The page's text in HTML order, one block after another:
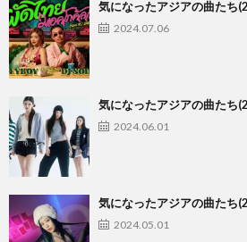
気になったアジアの曲たち
2024.07.06
気になったアジアの曲たち
2024.06.01
気になったアジアの曲たち
2024.05.01